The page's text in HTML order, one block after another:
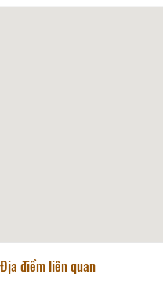
Địa điểm liên quan